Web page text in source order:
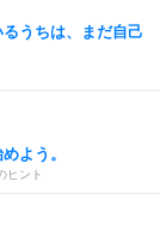
うちは、まだ自己
よう。
ヒント